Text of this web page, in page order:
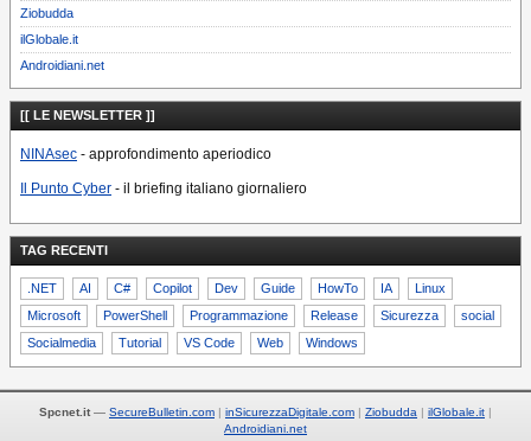
Ziobudda
ilGlobale.it
Androidiani.net
[[ LE NEWSLETTER ]]
NINAsec - approfondimento aperiodico
Il Punto Cyber - il briefing italiano giornaliero
TAG RECENTI
.NET AI C# Copilot Dev Guide HowTo IA
Linux
Microsoft
PowerShell Programmazione Release Sicurezza
social
Socialmedia
Tutorial VS Code Web Windows
Spcnet.it — SecureBulletin.com inSicurezzaDigitale.com Ziobudda
ilGlobale.it
Androidiani.net